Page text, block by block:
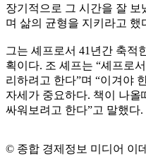
장기적으로 그 시간을 잘 보
며 삶의 균형을 지키라고 했
그는 셰프로서 41년간 축적
획이다. 조 셰프는 “셰프로
리하려고 한다”며 “이겨야
자세가 중요하다. 책이 나올
싸워보려고 한다”고 말했다.
© 종합 경제정보 미디어 이